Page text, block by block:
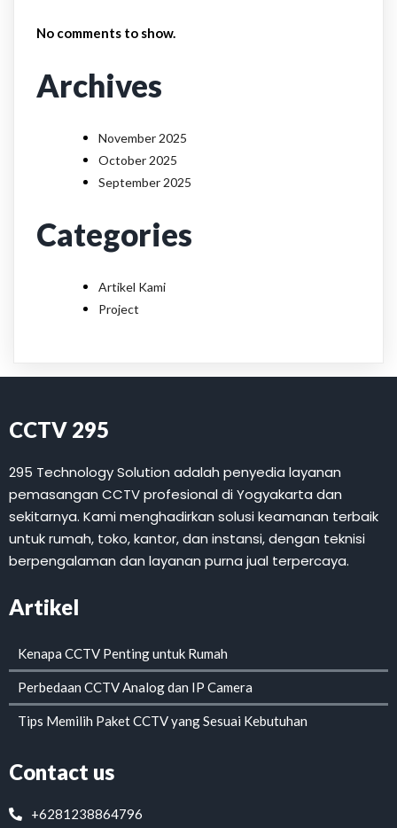
No comments to show.
Archives
November 2025
October 2025
September 2025
Categories
Artikel Kami
Project
CCTV 295
295 Technology Solution adalah penyedia layanan
pemasangan CCTV profesional di Yogyakarta dan
sekitarnya. Kami menghadirkan solusi keamanan terbaik
untuk rumah, toko, kantor, dan instansi, dengan teknisi
berpengalaman dan layanan purna jual terpercaya.
Artikel
Kenapa CCTV Penting untuk Rumah
Perbedaan CCTV Analog dan IP Camera
Tips Memilih Paket CCTV yang Sesuai Kebutuhan
Contact us
+6281238864796